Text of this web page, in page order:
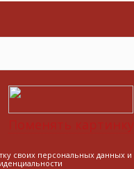
Поменять картинку
своих персональных данных и